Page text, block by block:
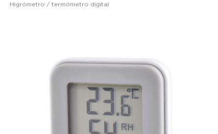
Higrómetro / termómetro digital